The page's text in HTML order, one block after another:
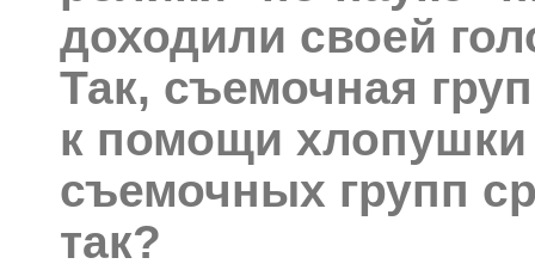
доходили своей
Так, съемочная
к помощи
съемочных групп
так?